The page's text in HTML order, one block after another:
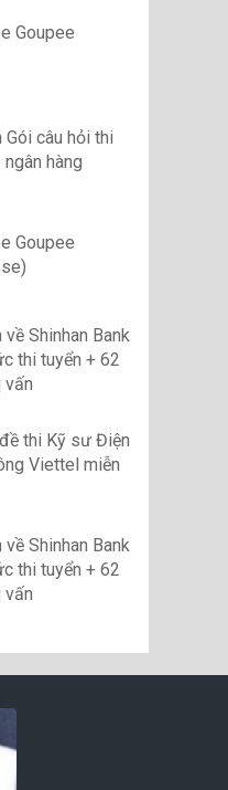
Goupee
Gói câu hỏi thi
hàng
Goupee
về Shinhan Bank
thi tuyển + 62
vấn
thi Kỹ sư Điện
Viettel miễn
về Shinhan Bank
thi tuyển + 62
vấn